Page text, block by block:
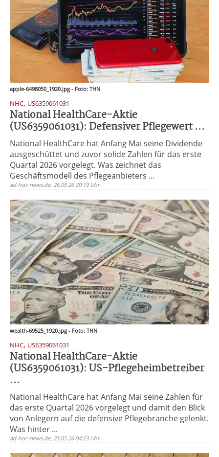
apple-6498050_1920.jpg - Foto: THN
NHC, US6359061031
National HealthCare-Aktie
(US6359061031): Defensiver Pflegewert ...
National HealthCare hat Anfang Mai seine Dividende
ausgeschüttet und zuvor solide Zahlen für das erste
Quartal 2026 vorgelegt. Was zeichnet das
Geschäftsmodell des Pflegeanbieters ...
ad-hoc-news.de, 26.05.26 20:19 Uhr
wealth-69525_1920.jpg - Foto: THN
NHC, US6359061031
National HealthCare-Aktie
(US6359061031): US-Pflegeheimbetreiber
...
National HealthCare hat Anfang Mai seine Zahlen für
das erste Quartal 2026 vorgelegt und damit den Blick
von Anlegern auf die defensive Pflegebranche gelenkt.
Was hinter ...
ad-hoc-news.de, 23.05.26 04:23 Uhr